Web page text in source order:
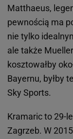
Matthaeus,
pewnością ma
nie tylko
ale także
kosztowałby
Bayernu, byłby
Sky Sports.
Kramaric to 29-
Zagrzeb. W